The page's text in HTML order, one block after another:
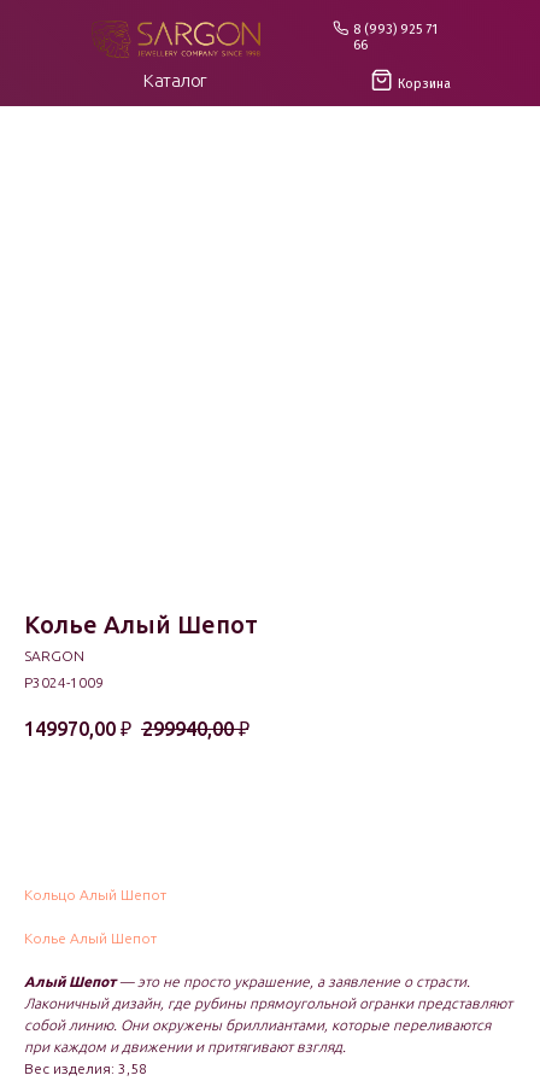
8 (993) 925 71
66
Корзина
Каталог
Колье Алый Шепот
SARGON
P3024-1009
149970,00 ₽ 299940,00 ₽
Кольцо Алый Шепот
Колье Алый Шепот
Алый Шепот— это не просто украшение, а заявление о страсти.
Лаконичный дизайн, где рубины прямоугольной огранки представляют
собой линию. Они окружены бриллиантами, которые переливаются
при каждом и движении и притягивают взгляд.
Вес изделия: 3,58